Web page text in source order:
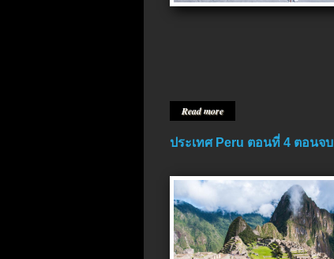
Read more
ประเทศ Peru ตอนที่ 4 ตอนจบ